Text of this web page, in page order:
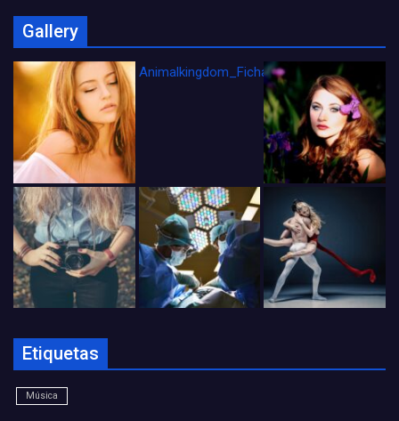
Gallery
Animalkingdom_FichaCine
Etiquetas
Música